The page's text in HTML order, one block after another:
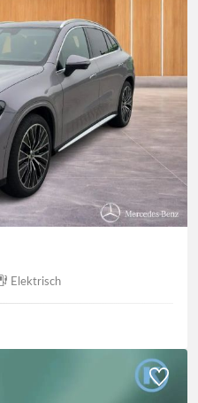
Elektrisch